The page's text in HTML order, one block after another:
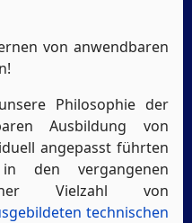
von anwendbaren
Philosophie der
Ausbildung von
angepasst führten
den vergangenen
Vielzahl von
technischen